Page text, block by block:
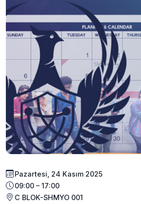
Pazartesi, 24 Kasım 2025
09:00 – 17:00
C BLOK-SHMYO 001